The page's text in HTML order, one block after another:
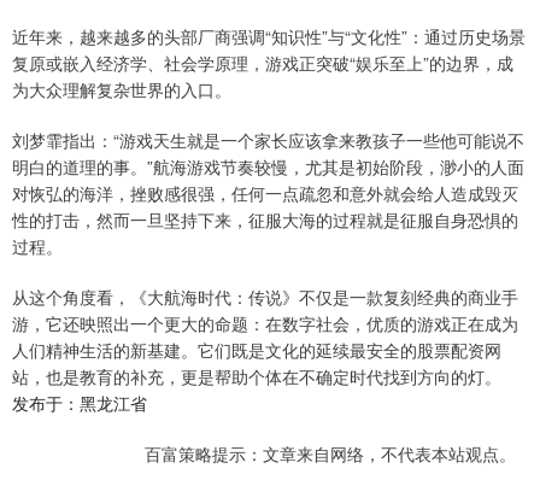
近年来，越来越多的头部厂商强调“知识性”与“文化性”：通过历史场景
复原或嵌入经济学、社会学原理，游戏正突破“娱乐至上”的边界，成
为大众理解复杂世界的入口。
刘梦霏指出：“游戏天生就是一个家长应该拿来教孩子一些他可能说不
明白的道理的事。”航海游戏节奏较慢，尤其是初始阶段，渺小的人面
对恢弘的海洋，挫败感很强，任何一点疏忽和意外就会给人造成毁灭
性的打击，然而一旦坚持下来，征服大海的过程就是征服自身恐惧的
过程。
从这个角度看，《大航海时代：传说》不仅是一款复刻经典的商业手
游，它还映照出一个更大的命题：在数字社会，优质的游戏正在成为
人们精神生活的新基建。它们既是文化的延续最安全的股票配资网
站，也是教育的补充，更是帮助个体在不确定时代找到方向的灯。
发布于：黑龙江省
百富策略提示：文章来自网络，不代表本站观点。